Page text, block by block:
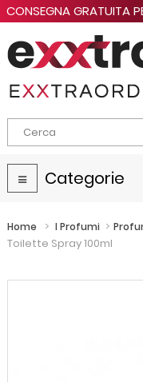
CONSEGNA GRATUITA
Navigazione
Toggle
Categorie
Home > I Profumi >
Toilette Spray 100ml